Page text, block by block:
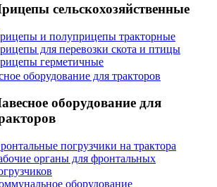
сельскохозяйственные
и полуприцепы тракторные
для перевозки скота и птицы
герметичные
оборудование для тракторов
оборудование для
погрузчики на трактора
органы для фронтальных
оборудование